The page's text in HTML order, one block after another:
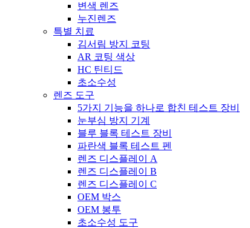
변색 렌즈
누진렌즈
특별 치료
김서림 방지 코팅
AR 코팅 색상
HC 틴티드
초소수성
렌즈 도구
5가지 기능을 하나로 합친 테스트 장비
눈부심 방지 기계
블루 블록 테스트 장비
파란색 블록 테스트 펜
렌즈 디스플레이 A
렌즈 디스플레이 B
렌즈 디스플레이 C
OEM 박스
OEM 봉투
초소수성 도구